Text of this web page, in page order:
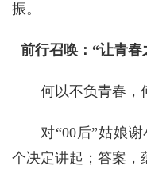
振。
前行召唤：“让青
何以不负青春，
对“00后”姑娘
个决定讲起；答案，